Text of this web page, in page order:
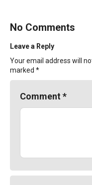
No Comments
Leave a Reply
Your email address will
marked *
Comment *